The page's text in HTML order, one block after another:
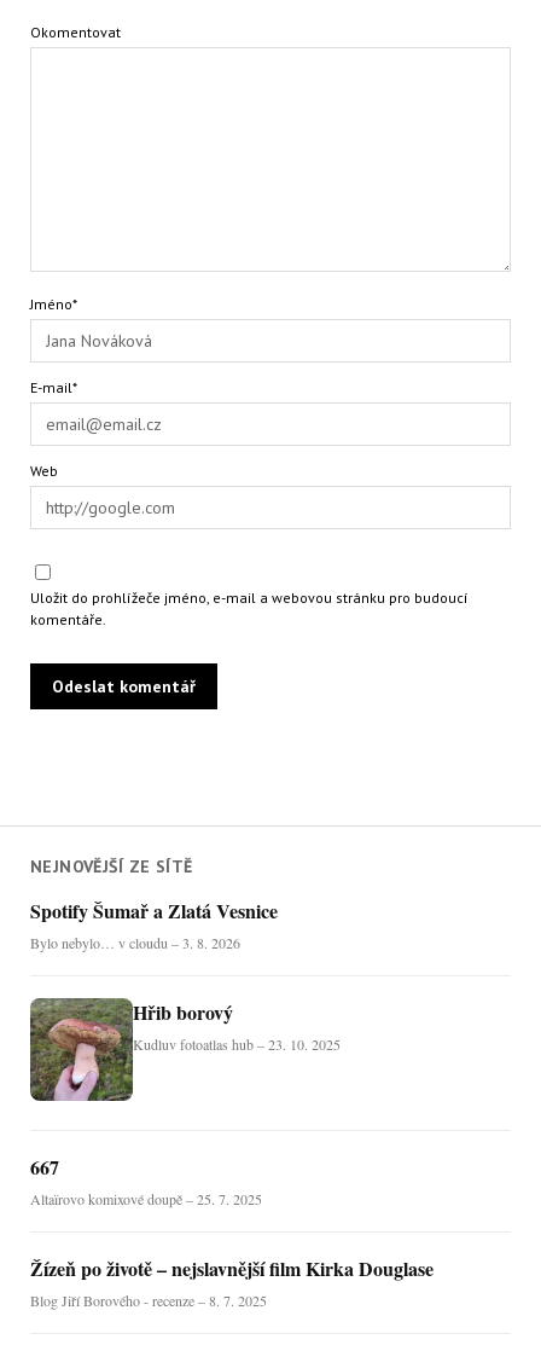
NEJNOVĚJŠÍ ZE SÍTĚ
Spotify Šumař a Zlatá Vesnice
Bylo nebylo… v cloudu – 3. 8. 2026
Hřib borový
Kudluv fotoatlas hub – 23. 10. 2025
667
Altaïrovo komixové doupě – 25. 7. 2025
Žízeň po životě – nejslavnější film Kirka Douglase
Blog Jiří Borového - recenze – 8. 7. 2025
Okomentovat
Jméno*
E-mail*
Web
Uložit do prohlížeče jméno, e-mail a webovou stránku pro budoucí
komentáře.